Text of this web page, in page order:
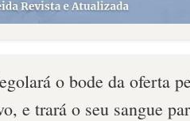
o bode da oferta
e trará o seu sangue